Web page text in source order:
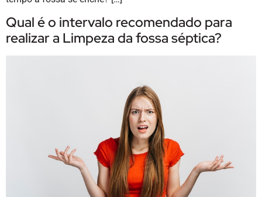
Qual é o intervalo recomendado para
realizar a Limpeza da fossa séptica?